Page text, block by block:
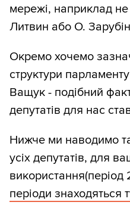
мережі, наприклад
Литвин або О.
Окремо хочемо
структури
Ващук - подібний
депутатів для нас
Нижче ми наводимо
усіх депутатів, для
використання(період
періоди знаходяться